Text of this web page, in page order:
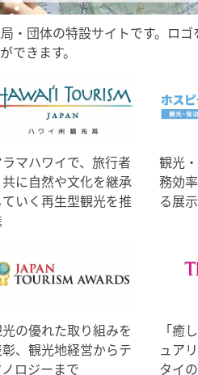
・団体の特設サイトです。ロ
できます。
マハワイで、旅行者
共に自然や文化を継承
ていく再生型観光を推
観光
務効
る展
の優れた取り組みを
、観光地経営からテ
ロジーまで
「癒
ュア
タイ